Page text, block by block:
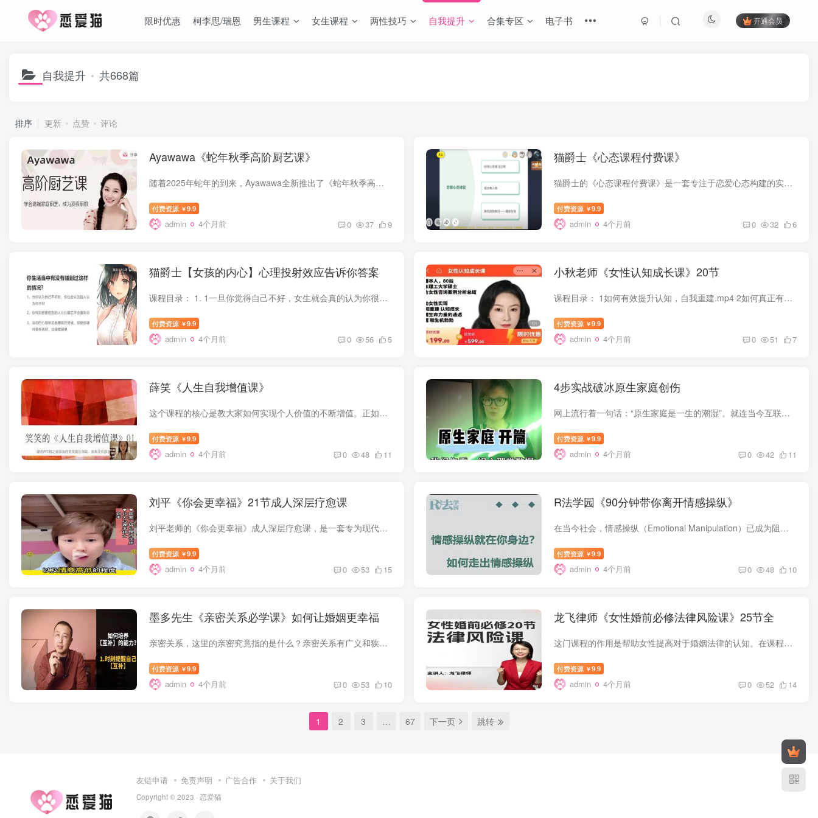
限时优惠 柯李思/瑞恩 男生课程 女生课程 两性技巧 自我提升 合集专区 电子书 开通会员
自我提升 共668篇
排序 更新 点赞 评论
Ayawawa《蛇年秋季高阶厨艺课》
随着2025年蛇年的到来，Ayawawa全新推出了《蛇年秋季高阶厨艺课》。该课程延续了Ayawawa一贯的高标准与高要求，旨在为渴望突破自我、掌握高级烹饪技能的女性提供一个系统化、精细化的学习平台。...
付费资源 ￥9.9
admin 4个月前 0 37 9
猫爵士《心态课程付费课》
猫爵士的《心态课程付费课》是一套专注于恋爱心态构建的实战训练课程，针对想要突破情感瓶颈、提升自我价值的学员设计。 课程核心围绕“备胎机制”展开，深度拆解两性关系的三; p % @ x ~ * 4级...
付费资源 ￥9.9
admin 4个月前 0 32 6
猫爵士【女孩的内心】心理投射效应告诉你答案
课程目录： 1. 1一旦你觉得自己不好，女生就会真的认为你很差劲.mp4 2. 2恋爱中的心理投射效应：你怎么看待女生，她就会怎么表现.mp4 3. 3如何看穿女孩的内心，并找到合适的方法吸引她？心理投...
付费资源 ￥9.9
admin 4个月前 0 56 5
小秋老师《女性认知成长课》20节
课程目录： 1如何有效提升认知，自我重建.mp4 2如何真正有效的提升个人能力.mp4 3女人如何提升个人和聚焦能量.mp4 4如何做一个有智慧的女人.mp4 5如何$ ? m ~ + Z - . H做一个有智慧的女人.mp4 ...
付费资源 ￥9.9
admin 4个月前 0 51 7
薛笑《人生自我增值课》
这个课程的核心是教大家如何实现个人价值的不断增值。正如作者说的：“让自己变得更好，是解决一切问题的法门”。 而让自己个人增值的底层，是我们要找! r m s S % M到自己的天赋和优势，并把它...
付费资源 ￥9.9
admin 4个月前 0 48 11
4步实战破冰原生家庭创伤
网上流行着一句话：“原生家庭是一生的潮湿”。就连当今互联网上超火的几个大v，王七叶，李蠕蠕，等等即使它们生活中看起来积极乐观，但遇到原生家庭也不禁落泪。但是也有人说：什么都怪原生家...
付费资源 ￥9.9
admin 4个月前 0 42 11
刘平《你会更幸福》21节成人深层疗愈课
刘平老师的《你会更幸福》成人深层疗愈课，是一套专为现代成年人设计的心理成长体系，旨在帮助学员通过内在的自我探索与调适，摆脱过去的束缚，重新找回内心的平静与幸福感。 这套课程共包含21...
付费资源 ￥9.9
admin 4个月前 0 53 15
R法学园《90分钟带你离开情感操纵》
在当今社会，情感操纵（Emotional Manipulation）已成为阻碍个人成长与幸福的重要隐形障碍。许多人在潜意识中被“好人卡”或“愧疚感”束缚，难以辨识伴侣或亲友的情感勒索，甚至无意识地重复F ...
付费资源 ￥9.9
admin 4个月前 0 48 10
墨多先生《亲密关系必学课》如何让婚姻更幸福
亲密关系，这里的亲密究竟指的是什么？亲密关系有广义和狭义之分，广义是只要是一段关系，里面有亲密感的存在，都可以叫做亲密关系。但我们平时用的比较多的是狭义。特指夫| A w H妻伴侣之间的...
付费资源 ￥9.9
admin 4个月前 0 53 10
龙飞律师《女性婚前必修法律风险课》25节全
这门课程的作用是帮助女性提高对于婚姻法律的认知。在课程中，龙飞律师会介绍婚姻法律的基本知识，例如婚姻登记、家庭财产、离婚等。此外，他还会详细讲解一些婚姻法律的风险，例如婚姻财产纠纷...
付费资源 ￥9.9
admin 4个月前 0 52 14
1 2 3 … 67 下一页 跳转
友链申请 免责声明 广告合作 关于我们
Copyright © 2023 · 恋爱猫